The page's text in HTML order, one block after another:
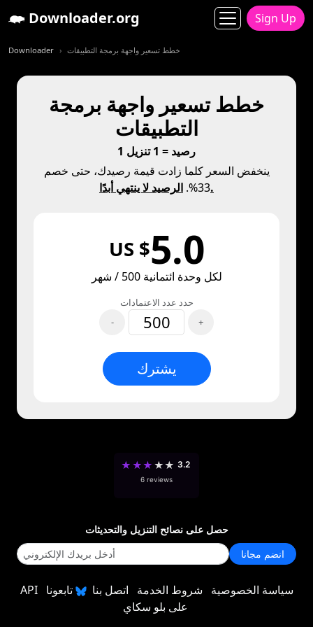
Downloader.org Sign Up
Downloader خطط تسعير واجهة برمجة التطبيقات
خطط تسعير واجهة برمجة
التطبيقات
1 رصيد = 1 تنزيل
ينخفض السعر كلما زادت قيمة رصيدك، حتى خصم
33%.الرصيد لا ينتهي أبدًا.
US $5.0
لكل وحدة ائتمانية 500 / شهر
حدد عدد الاعتمادات
-
+
يشترك
★ ★★ ★★ 3.2
6 reviews
حصل على نصائح التنزيل والتحديثات
انضم مجانا
API سياسة الخصوصية شروط الخدمة اتصل بنا
تابعونا
على بلو سكاي